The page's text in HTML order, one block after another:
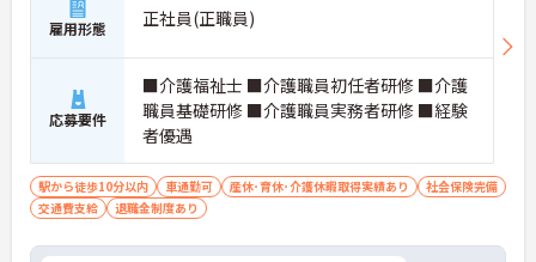
・対象は4ヶ月～未就学児
・3歳児以上は利用料無料
→ 子育てと仕事の両立を目指しやすい環境です♪
■ 日勤中心で働きやすい勤務
生活リズムを整えやすい勤務体制です
・日勤常勤
・日祝休み
→ プライベートとの両立を目指しやすい職場です♪
雇用形態 正社員(正職員)
応募要件
■介護福祉士 ■介護職員初任者研修 ■介護
職員基礎研修 ■介護職員実務者研修 ■経験
者優遇
駅から徒歩10分以内 車通勤可 産休･育休･介護休暇取得実績あり
社会保険完備
交通費支給
退職金制度あり